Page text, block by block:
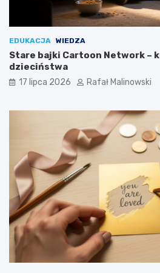
EDUKACJA WIEDZA
Stare bajki Cartoon Network –
dzieciństwa
17 lipca 2026 Rafał Malinowski